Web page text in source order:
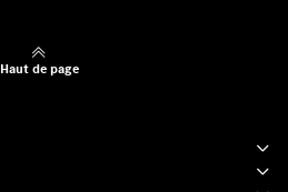
Haut de page